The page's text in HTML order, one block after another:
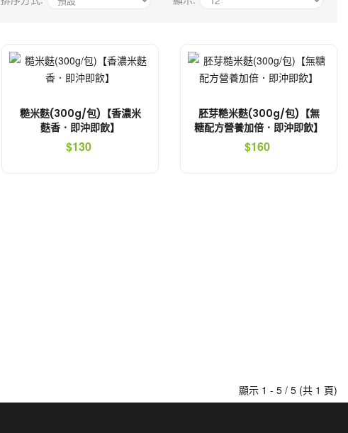
糙米麩(300g/包)【香濃米
麩香．即沖即飲】
$130
胚芽糙米麩(300g/包)【無
糖配方營養加倍．即沖即飲】
$160
顯示 1 - 5 / 5 (共 1 頁)